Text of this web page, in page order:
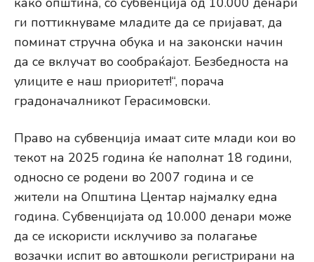
ги поттикнуваме младите да се пријават, да
поминат стручна обука и на законски начин
да се вклучат во сообраќајот. Безбедноста на
улиците е наш приоритет!“, порача
градоначалникот Герасимовски.
Право на субвенција имаат сите млади кои во
текот на 2025 година ќе наполнат 18 години,
односно се родени во 2007 година и се
жители на Општина Центар најмалку една
година. Субвенцијата од 10.000 денари може
да се искористи исклучиво за полагање
возачки испит во автошколи регистрирани на